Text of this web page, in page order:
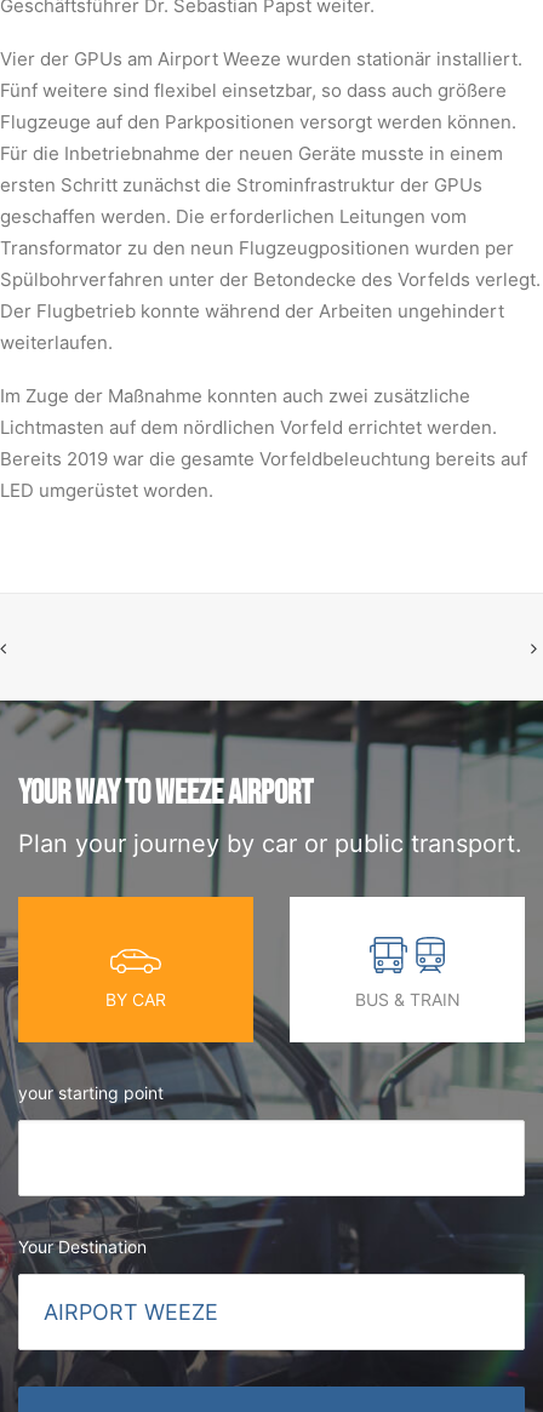
Geschäftsführer Dr. Sebastian Papst weiter.
Vier der GPUs am Airport Weeze wurden stationär installiert.
Fünf weitere sind flexibel einsetzbar, so dass auch größere
Flugzeuge auf den Parkpositionen versorgt werden können.
Für die Inbetriebnahme der neuen Geräte musste in einem
ersten Schritt zunächst die Strominfrastruktur der GPUs
geschaffen werden. Die erforderlichen Leitungen vom
Transformator zu den neun Flugzeugpositionen wurden per
Spülbohrverfahren unter der Betondecke des Vorfelds verlegt.
Der Flugbetrieb konnte während der Arbeiten ungehindert
weiterlaufen.
Im Zuge der Maßnahme konnten auch zwei zusätzliche
Lichtmasten auf dem nördlichen Vorfeld errichtet werden.
Bereits 2019 war die gesamte Vorfeldbeleuchtung bereits auf
LED umgerüstet worden.
YOUR WAY TO WEEZE AIRPORT
Plan your journey by car or public transport.
BY CAR BUS & TRAIN
your starting point
Your Destination